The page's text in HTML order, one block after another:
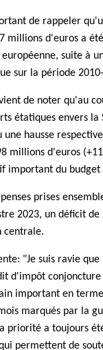
de rappeler
millions d'euros a
suite à
sur la période
de noter qu'au
étatiques envers la
une hausse
millions d'euros
important du budget
prises
2023, un déficit
centrale.
"Je suis ravie que
d'impôt conjoncture
important en
marqués par la
priorité a toujours
permettent de